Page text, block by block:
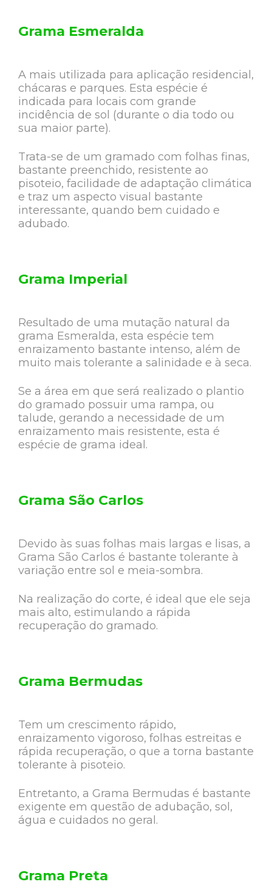
Grama Esmeralda
A mais utilizada para aplicação residencial,
chácaras e parques. Esta espécie é
indicada para locais com grande
incidência de sol (durante o dia todo ou
sua maior parte).
Trata-se de um gramado com folhas finas,
bastante preenchido, resistente ao
pisoteio, facilidade de adaptação climática
e traz um aspecto visual bastante
interessante, quando bem cuidado e
adubado.
Grama Imperial
Resultado de uma mutação natural da
grama Esmeralda, esta espécie tem
enraizamento bastante intenso, além de
muito mais tolerante a salinidade e à seca.
Se a área em que será realizado o plantio
do gramado possuir uma rampa, ou
talude, gerando a necessidade de um
enraizamento mais resistente, esta é
espécie de grama ideal.
Grama São Carlos
Devido às suas folhas mais largas e lisas, a
Grama São Carlos é bastante tolerante à
variação entre sol e meia-sombra.
Na realização do corte, é ideal que ele seja
mais alto, estimulando a rápida
recuperação do gramado.
Grama Bermudas
Tem um crescimento rápido,
enraizamento vigoroso, folhas estreitas e
rápida recuperação, o que a torna bastante
tolerante à pisoteio.
Entretanto, a Grama Bermudas é bastante
exigente em questão de adubação, sol,
água e cuidados no geral.
Grama Preta